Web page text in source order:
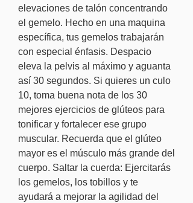
elevaciones de talón concentrando
el gemelo. Hecho en una maquina
específica, tus gemelos trabajarán
con especial énfasis. Despacio
eleva la pelvis al máximo y aguanta
así 30 segundos. Si quieres un culo
10, toma buena nota de los 30
mejores ejercicios de glúteos para
tonificar y fortalecer ese grupo
muscular. Recuerda que el glúteo
mayor es el músculo más grande del
cuerpo. Saltar la cuerda: Ejercitarás
los gemelos, los tobillos y te
ayudará a mejorar la agilidad del